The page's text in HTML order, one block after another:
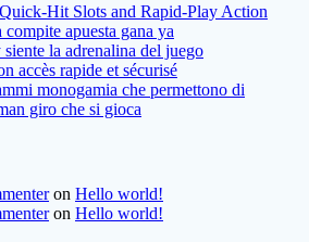
Slots and Rapid‑Play Action
compite apuesta gana ya
la adrenalina del juego
accès rapide et sécurisé
monogamia che permettono di
giro che si gioca
on Hello world!
on Hello world!